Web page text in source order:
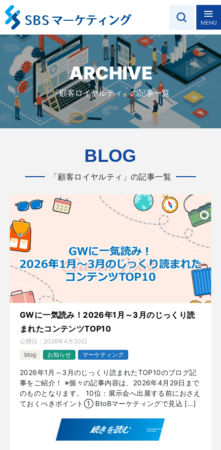
ARCHIVE
「顧客ロイヤルティ」の記事一覧
BLOG
「顧客ロイヤルティ」の記事一覧
GWに一気読み！2026年1月～3月のじっくり読
まれたコンテンツTOP10
公開日： 2026年4月30日
blog
お知らせ マーケティング
2026年1月～3月のじっくり読まれたTOP10のブログ記
事をご紹介！ ※個々の記事内容は、2026年4月29日まで
のものとなります。 10位：展示会へ出展する前におさえ
ておくべきポイント① BtoBマーケティングで見込 […]
続きを読む